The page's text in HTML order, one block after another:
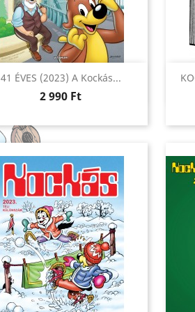
41 ÉVES (2023) A Kockás...
Ár
2 990 Ft
Előnézet